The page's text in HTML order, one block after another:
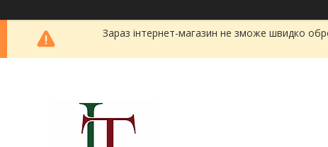
Зараз інтернет-магазин не зможе швидко